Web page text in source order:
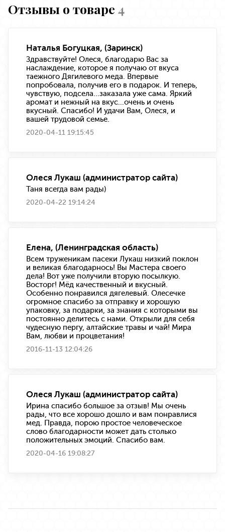
Отзывы о товаре 4
Наталья Богуцкая, (Заринск)
Здравствуйте! Олеся, благодарю Вас за
наслаждение, которое я получаю от вкуса
таежного Дягилевого меда. Впервые
попробовала, получив его в подарок. И теперь,
чувствую, подсела...заказала уже сама. Яркий
аромат и нежный на вкус...очень и очень
вкусный. Спасибо! И удачи Вам, Олеся, и
вашей трудовой семье.
2020-04-11 19:15:45
Олеся Лукаш (администратор сайта)
Таня всегда вам рады)
2020-04-22 19:14:24
Елена, (Ленинградская область)
Всем труженикам пасеки Лукаш низкий поклон
и великая благодарнось! Вы Мастера своего
дела! Вот уже получили вторую посылкую.
Восторг! Мёд качественный и вкусный.
Особенно понравился дягелевый. Олесечке
огромное спасибо за отправку и хорошую
упаковку, за подарки, за знания с которыми вы
постоянно делитесь с нами. Открыли для себя
чудесную пергу, алтайские травы и чай! Мира
Вам, любви и процветания!
2016-11-13 12:04:26
Олеся Лукаш (администратор сайта)
Ирина спасибо большое за отзыв! Мы очень
рады, что все хорошо дошло и вам понравлися
мед. Правда, порою простое человеческое
слово благодарности может дать столько
положительных эмоций. Спасибо вам.
2020-04-16 19:08:27